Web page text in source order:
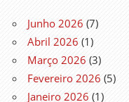
Junho 2026 (7)
Abril 2026 (1)
Março 2026 (3)
Fevereiro 2026 (5)
Janeiro 2026 (1)